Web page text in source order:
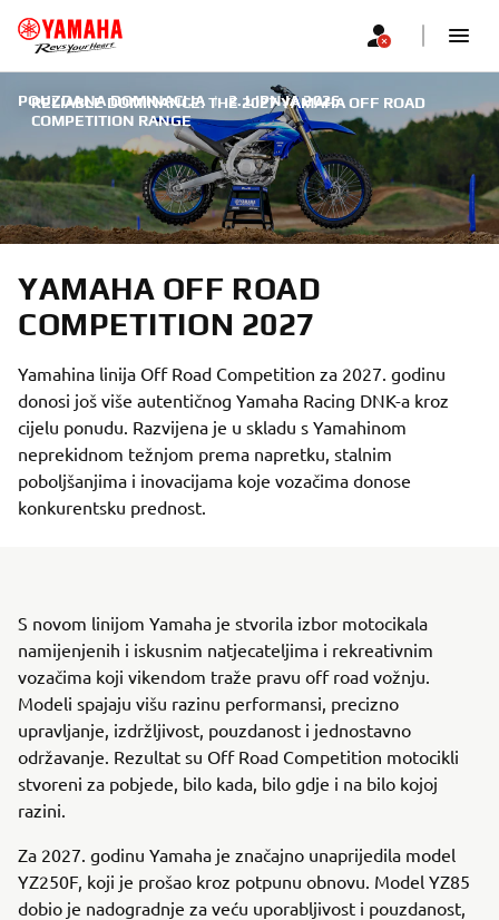
RELIABLE DOMINANCE: THE 2027 YAMAHA OFF ROAD
COMPETITION RANGE
POUZDANA DOMINACIJA | 2. LIPNJA 2026.
YAMAHA OFF ROAD
COMPETITION 2027
Yamahina linija Off Road Competition za 2027. godinu
donosi još više autentičnog Yamaha Racing DNK-a kroz
cijelu ponudu. Razvijena je u skladu s Yamahinom
neprekidnom težnjom prema napretku, stalnim
poboljšanjima i inovacijama koje vozačima donose
konkurentsku prednost.
S novom linijom Yamaha je stvorila izbor motocikala
namijenjenih i iskusnim natjecateljima i rekreativnim
vozačima koji vikendom traže pravu off road vožnju.
Modeli spajaju višu razinu performansi, precizno
upravljanje, izdržljivost, pouzdanost i jednostavno
održavanje. Rezultat su Off Road Competition motocikli
stvoreni za pobjede, bilo kada, bilo gdje i na bilo kojoj
razini.
Za 2027. godinu Yamaha je značajno unaprijedila model
YZ250F, koji je prošao kroz potpunu obnovu. Model YZ85
dobio je nadogradnje za veću uporabljivost i pouzdanost,